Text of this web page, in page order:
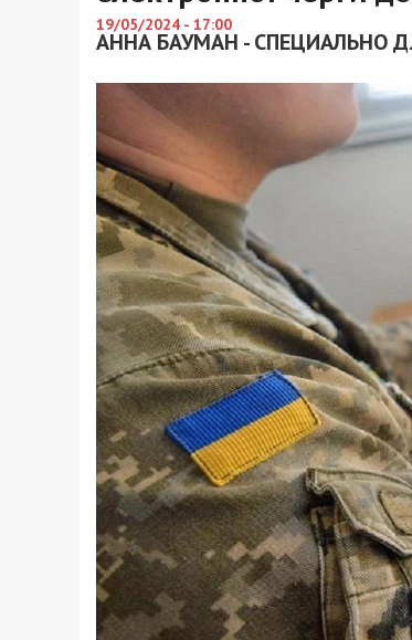
19/05/2024 - 17:00
АННА БАУМАН - СПЕЦИАЛЬНО